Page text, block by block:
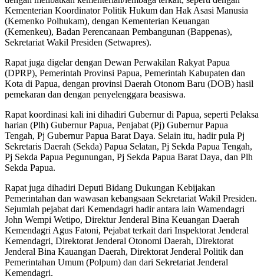
Kementerian Koordinator Politik Hukum dan Hak Asasi Manusia
(Kemenko Polhukam), dengan Kementerian Keuangan
(Kemenkeu), Badan Perencanaan Pembangunan (Bappenas),
Sekretariat Wakil Presiden (Setwapres).
Rapat juga digelar dengan Dewan Perwakilan Rakyat Papua
(DPRP), Pemerintah Provinsi Papua, Pemerintah Kabupaten dan
Kota di Papua, dengan provinsi Daerah Otonom Baru (DOB) hasil
pemekaran dan dengan penyelenggara beasiswa.
Rapat koordinasi kali ini dihadiri Gubernur di Papua, seperti Pelaksa
harian (Plh) Gubernur Papua, Penjabat (Pj) Gubernur Papua
Tengah, Pj Gubernur Papua Barat Daya. Selain itu, hadir pula Pj
Sekretaris Daerah (Sekda) Papua Selatan, Pj Sekda Papua Tengah,
Pj Sekda Papua Pegunungan, Pj Sekda Papua Barat Daya, dan Plh
Sekda Papua.
Rapat juga dihadiri Deputi Bidang Dukungan Kebijakan
Pemerintahan dan wawasan kebangsaan Sekretariat Wakil Presiden.
Sejumlah pejabat dari Kemendagri hadir antara lain Wamendagri
John Wempi Wetipo, Direktur Jenderal Bina Keuangan Daerah
Kemendagri Agus Fatoni, Pejabat terkait dari Inspektorat Jenderal
Kemendagri, Direktorat Jenderal Otonomi Daerah, Direktorat
Jenderal Bina Kauangan Daerah, Direktorat Jenderal Politik dan
Pemerintahan Umum (Polpum) dan dari Sekretariat Jenderal
Kemendagri.